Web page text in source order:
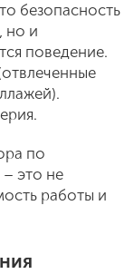
безопасность
но и
поведение.
по
это не
работы и